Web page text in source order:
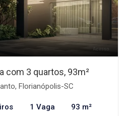
com 3 quartos, 93m²
Florianópolis-SC
1 Vaga 93 m²